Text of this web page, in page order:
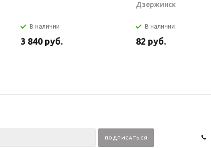
В наличии
3 840 руб.
Дзержинск
В наличии
82 руб.